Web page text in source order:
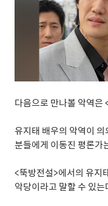
다음으로 만나볼 악역은
유지태 배우의 악역이
분들에게 이동진 평론가
<뚝방전설>에서의 유지
악당이라고 말할 수 있는